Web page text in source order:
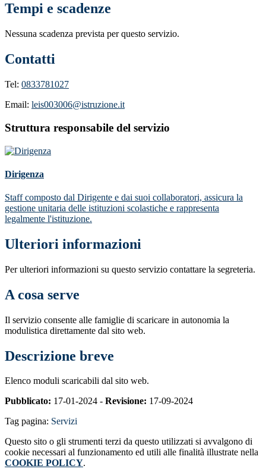
Tempi e scadenze
Nessuna scadenza prevista per questo servizio.
Contatti
Tel: 0833781027
Email: leis003006@istruzione.it
Struttura responsabile del servizio
Dirigenza
Staff composto dal Dirigente e dai suoi collaboratori, assicura la
gestione unitaria delle istituzioni scolastiche e rappresenta
legalmente l'istituzione.
Ulteriori informazioni
Per ulteriori informazioni su questo servizio contattare la segreteria.
A cosa serve
Il servizio consente alle famiglie di scaricare in autonomia la
modulistica direttamente dal sito web.
Descrizione breve
Elenco moduli scaricabili dal sito web.
Pubblicato: 17-01-2024 - Revisione: 17-09-2024
Tag pagina: Servizi
Questo sito o gli strumenti terzi da questo utilizzati si avvalgono di
cookie necessari al funzionamento ed utili alle finalità illustrate nella
COOKIE POLICY.